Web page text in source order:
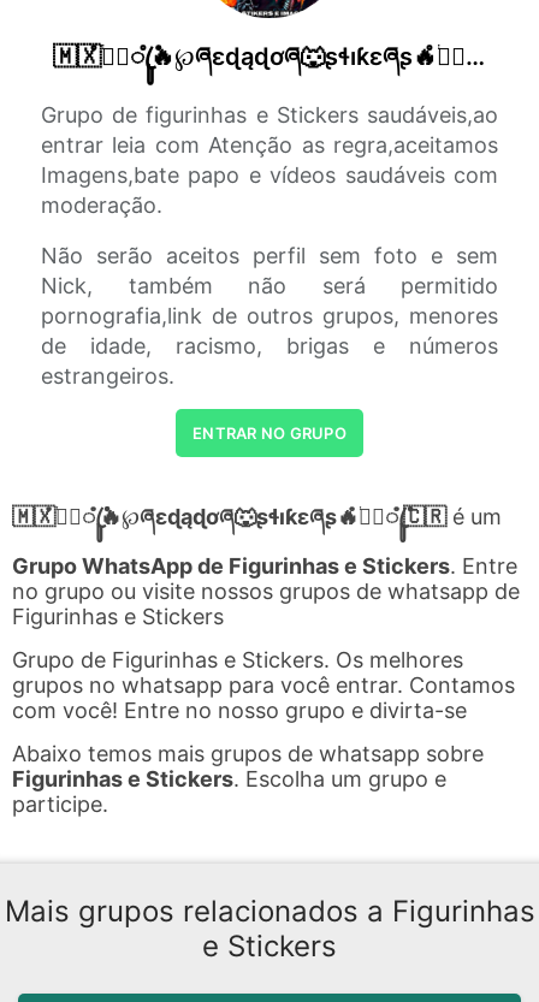
🇲🇽ໍ〫֔݁ꦿꦸໍ݊🔥℘ཞɛɖąɖơཞ🐺ʂɬıƙɛཞʂ🔥ໍ〫֔݁ꦿꦸໍ݊🇨🇷
Grupo de figurinhas e Stickers saudáveis,ao
entrar leia com Atenção as regra,aceitamos
Imagens,bate papo e vídeos saudáveis com
moderação.
Não serão aceitos perfil sem foto e sem
Nick, também não será permitido
pornografia,link de outros grupos, menores
de idade, racismo, brigas e números
estrangeiros.
ENTRAR NO GRUPO
🇲🇽ໍ〫֔݁ꦿꦸໍ݊🔥℘ཞɛɖąɖơཞ🐺ʂɬıƙɛཞʂ🔥ໍ〫֔݁ꦿꦸໍ݊🇨🇷é um
Grupo WhatsApp de Figurinhas e Stickers. Entre
no grupo ou visite nossos grupos de whatsapp de
Figurinhas e Stickers
Grupo de Figurinhas e Stickers. Os melhores
grupos no whatsapp para você entrar. Contamos
com você! Entre no nosso grupo e divirta-se
Abaixo temos mais grupos de whatsapp sobre
Figurinhas e Stickers. Escolha um grupo e
participe.
Mais grupos relacionados a Figurinhas
e Stickers